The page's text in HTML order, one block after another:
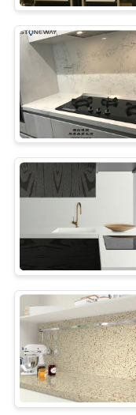
करारा
कैलाक्टा